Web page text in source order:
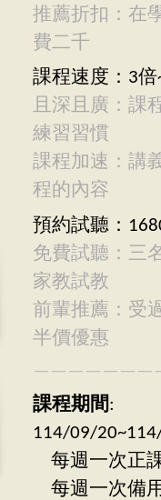
推薦折扣：在
費二千
課程速度：3倍
且深且廣：課
練習習慣
課程加速：講
程的內容
預約試聽：
免費試聽：三
家教試教
前輩推薦：受
半價優惠
課程期間:
114/09/
每週一次正
每週一次備